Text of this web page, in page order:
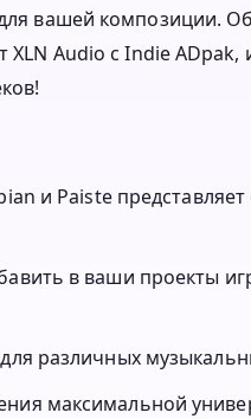
вашей композиции.
Audio с Indie ADpak,
и Paiste
в ваши проекты
различных
максимальной